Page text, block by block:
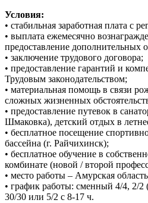
Условия:
• стабильная заработная плата с
• выплата ежемесячно
предоставление дополнительных
• заключение трудового договора;
• предоставление гарантий и
Трудовым законодательством;
• материальная помощь в связи
сложных жизненных
• предоставление путевок в
Шмаковка), детский отдых в
• бесплатное посещение
бассейна (г. Райчихинск);
• бесплатное обучение в
комбинате (новой / второй
• место работы – Амурская
• график работы: сменный 4/4, 2/2
30/30 или 5/2 с 8-17 ч.